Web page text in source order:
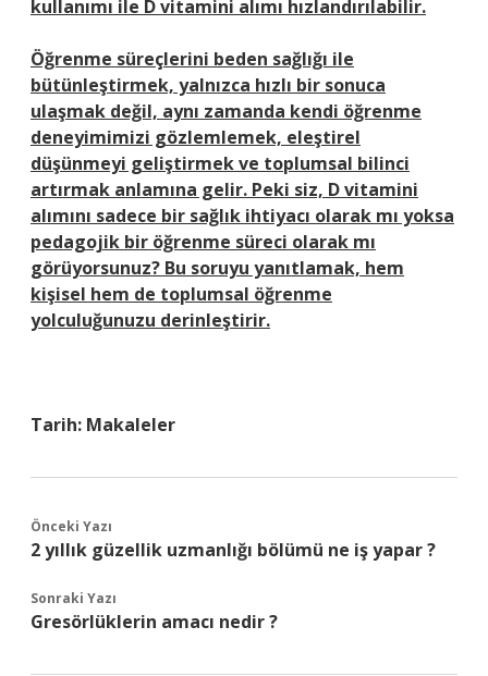
kullanımı ile D vitamini alımı hızlandırılabilir.
Öğrenme süreçlerini beden sağlığı ile
bütünleştirmek, yalnızca hızlı bir sonuca
ulaşmak değil, aynı zamanda kendi öğrenme
deneyimimizi gözlemlemek, eleştirel
düşünmeyi geliştirmek ve toplumsal bilinci
artırmak anlamına gelir. Peki siz, D vitamini
alımını sadece bir sağlık ihtiyacı olarak mı yoksa
pedagojik bir öğrenme süreci olarak mı
görüyorsunuz? Bu soruyu yanıtlamak, hem
kişisel hem de toplumsal öğrenme
yolculuğunuzu derinleştirir.
Tarih: Makaleler
Önceki Yazı
2 yıllık güzellik uzmanlığı bölümü ne iş yapar ?
Sonraki Yazı
Gresörlüklerin amacı nedir ?